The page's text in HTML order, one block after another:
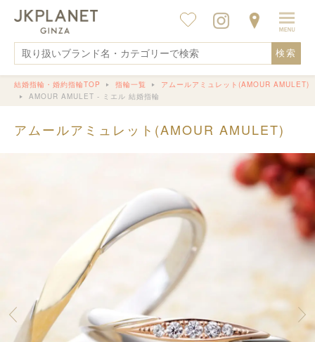
検索
結婚指輪・婚約指輪TOP 指輪一覧
アムールアミュレット(AMOUR AMULET)
AMOUR AMULET - ミエル 結婚指輪
アムールアミュレット(AMOUR AMULET)